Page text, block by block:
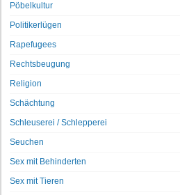
Pöbelkultur
Politikerlügen
Rapefugees
Rechtsbeugung
Religion
Schächtung
Schleuserei / Schlepperei
Seuchen
Sex mit Behinderten
Sex mit Tieren